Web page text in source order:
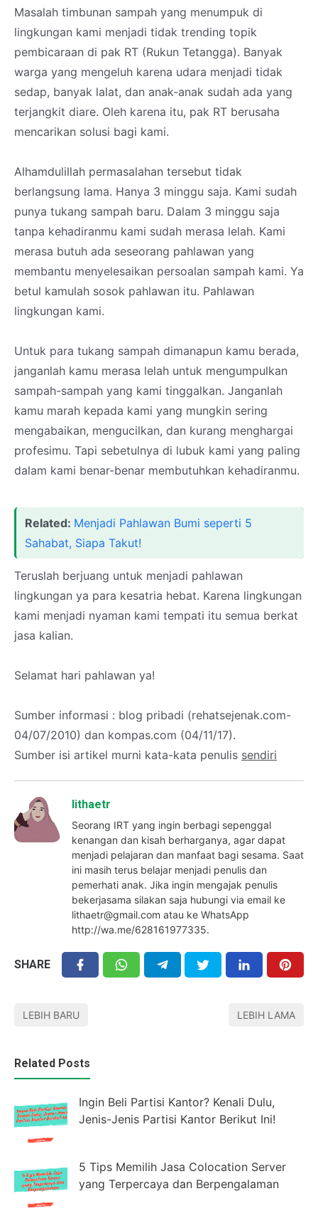
Masalah timbunan sampah yang menumpuk di
lingkungan kami menjadi tidak trending topik
pembicaraan di pak RT (Rukun Tetangga). Banyak
warga yang mengeluh karena udara menjadi tidak
sedap, banyak lalat, dan anak-anak sudah ada yang
terjangkit diare. Oleh karena itu, pak RT berusaha
mencarikan solusi bagi kami.
Alhamdulillah permasalahan tersebut tidak
berlangsung lama. Hanya 3 minggu saja. Kami sudah
punya tukang sampah baru. Dalam 3 minggu saja
tanpa kehadiranmu kami sudah merasa lelah. Kami
merasa butuh ada seseorang pahlawan yang
membantu menyelesaikan persoalan sampah kami. Ya
betul kamulah sosok pahlawan itu. Pahlawan
lingkungan kami.
Untuk para tukang sampah dimanapun kamu berada,
janganlah kamu merasa lelah untuk mengumpulkan
sampah-sampah yang kami tinggalkan. Janganlah
kamu marah kepada kami yang mungkin sering
mengabaikan, mengucilkan, dan kurang menghargai
profesimu. Tapi sebetulnya di lubuk kami yang paling
dalam kami benar-benar membutuhkan kehadiranmu.
Related: Menjadi Pahlawan Bumi seperti 5
Sahabat, Siapa Takut!
Teruslah berjuang untuk menjadi pahlawan
lingkungan ya para kesatria hebat. Karena lingkungan
kami menjadi nyaman kami tempati itu semua berkat
jasa kalian.
Selamat hari pahlawan ya!
Sumber informasi : blog pribadi (rehatsejenak.com-
04/07/2010) dan kompas.com (04/11/17).
Sumber isi artikel murni kata-kata penulis sendiri
lithaetr
Seorang IRT yang ingin berbagi sepenggal
kenangan dan kisah berharganya, agar dapat
menjadi pelajaran dan manfaat bagi sesama. Saat
ini masih terus belajar menjadi penulis dan
pemerhati anak. Jika ingin mengajak penulis
bekerjasama silakan saja hubungi via email ke
lithaetr@gmail.com atau ke WhatsApp
http://wa.me/628161977335.
SHARE
LEBIH BARU LEBIH LAMA
Related Posts
Ingin Beli Partisi Kantor? Kenali Dulu,
Jenis-Jenis Partisi Kantor Berikut Ini!
5 Tips Memilih Jasa Colocation Server
yang Terpercaya dan Berpengalaman